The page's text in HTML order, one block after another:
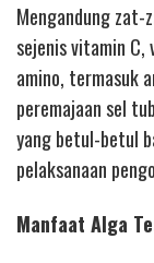
Mengandung
sejenis vitamin C,
amino, termasuk
peremajaan sel
yang betul-betul
pelaksanaan
Manfaat Alga